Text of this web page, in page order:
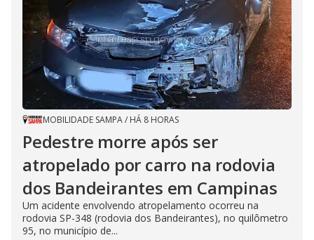
MOBILIDADE SAMPA/ HÁ 8 HORAS
Pedestre morre após ser
atropelado por carro na rodovia
dos Bandeirantes em Campinas
Um acidente envolvendo atropelamento ocorreu na
rodovia SP-348 (rodovia dos Bandeirantes), no quilômetro
95, no município de...